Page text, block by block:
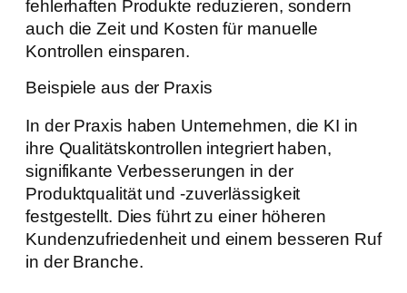
fehlerhaften Produkte reduzieren, sondern
auch die Zeit und Kosten für manuelle
Kontrollen einsparen.
Beispiele aus der Praxis
In der Praxis haben Unternehmen, die KI in
ihre Qualitätskontrollen integriert haben,
signifikante Verbesserungen in der
Produktqualität und -zuverlässigkeit
festgestellt. Dies führt zu einer höheren
Kundenzufriedenheit und einem besseren Ruf
in der Branche.